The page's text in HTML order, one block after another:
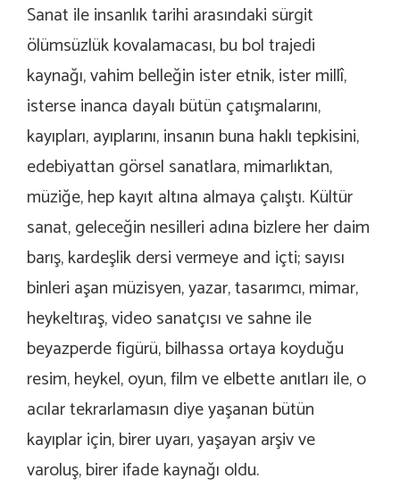
Sanat ile insanlık tarihi arasındaki sürgit
ölümsüzlük kovalamacası, bu bol trajedi
kaynağı, vahim belleğin ister etnik, ister millî,
isterse inanca dayalı bütün çatışmalarını,
kayıpları, ayıplarını, insanın buna haklı tepkisini,
edebiyattan görsel sanatlara, mimarlıktan,
müziğe, hep kayıt altına almaya çalıştı. Kültür
sanat, geleceğin nesilleri adına bizlere her daim
barış, kardeşlik dersi vermeye and içti; sayısı
binleri aşan müzisyen, yazar, tasarımcı, mimar,
heykeltıraş, video sanatçısı ve sahne ile
beyazperde figürü, bilhassa ortaya koyduğu
resim, heykel, oyun, film ve elbette anıtları ile, o
acılar tekrarlamasın diye yaşanan bütün
kayıplar için, birer uyarı, yaşayan arşiv ve
varoluş, birer ifade kaynağı oldu.